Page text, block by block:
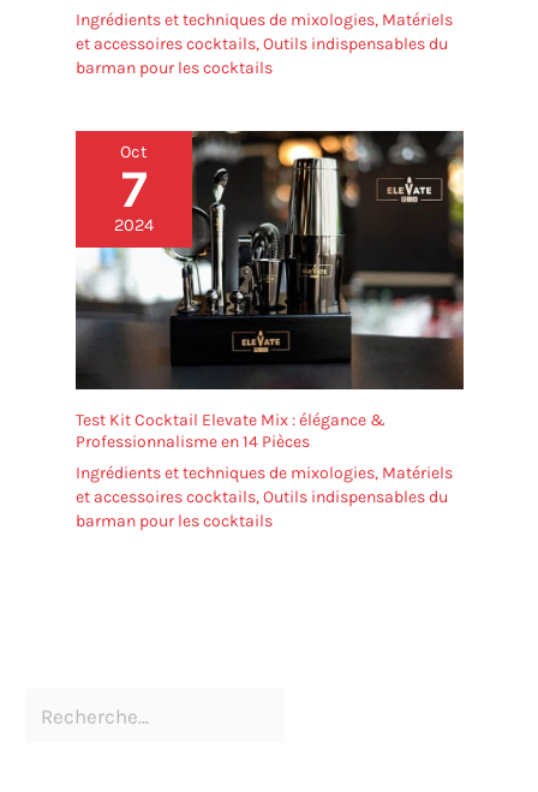
Ingrédients et techniques de mixologies, Matériels
et accessoires cocktails,Outils indispensables du
barman pour les cocktails
Oct
7
2024
Test Kit Cocktail Elevate Mix : élégance &
Professionnalisme en 14 Pièces
Ingrédients et techniques de mixologies, Matériels
et accessoires cocktails,Outils indispensables du
barman pour les cocktails